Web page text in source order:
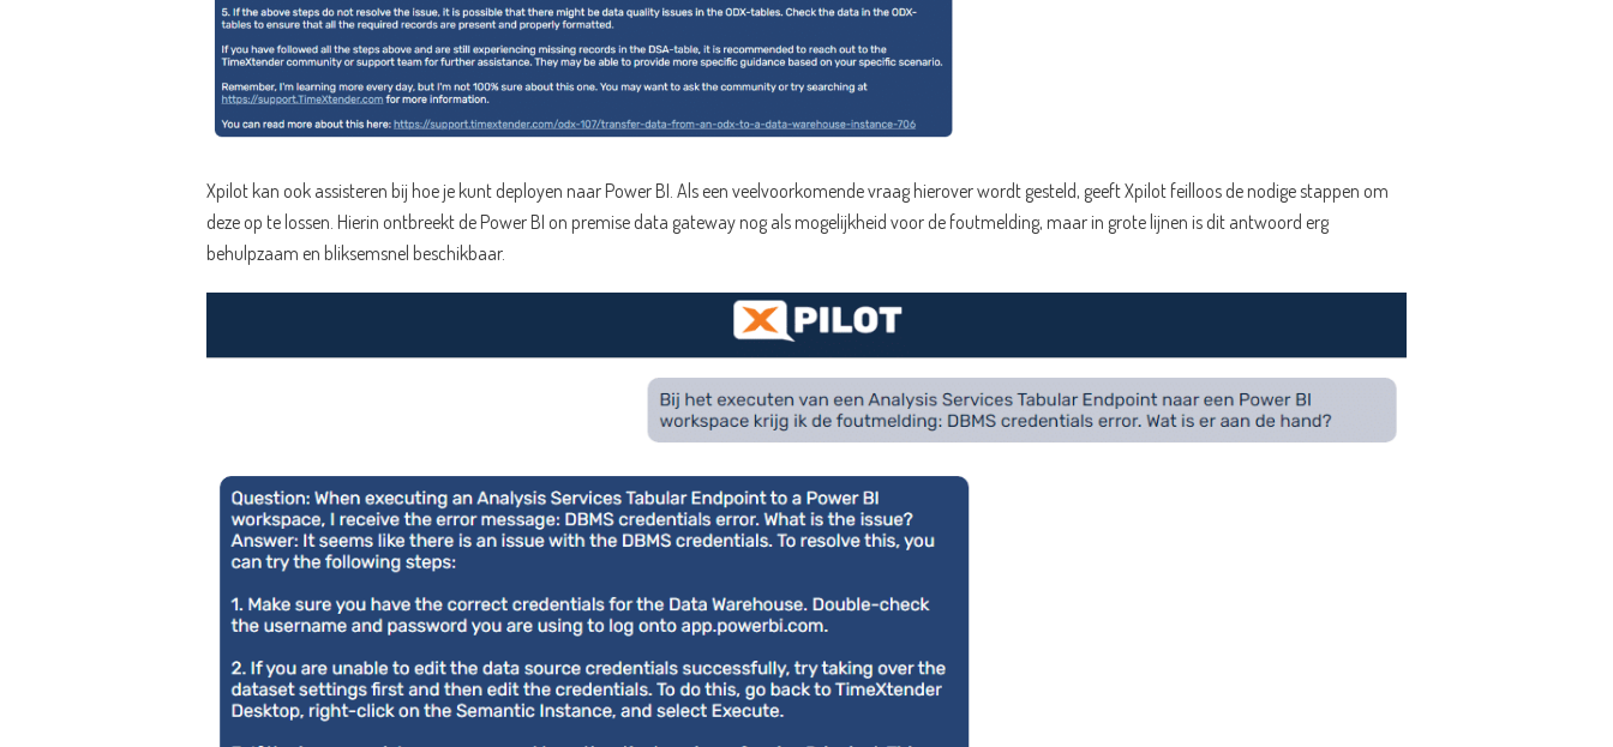
Xpilot kan ook assisteren bij hoe je kunt deployen naar Power BI. Als een veelvoorkomende vraag hierover wordt gesteld, geeft Xpilot feilloos de nodige stappen om
deze op te lossen. Hierin ontbreekt de Power BI on premise data gateway nog als mogelijkheid voor de foutmelding, maar in grote lijnen is dit antwoord erg
behulpzaam en bliksemsnel beschikbaar.